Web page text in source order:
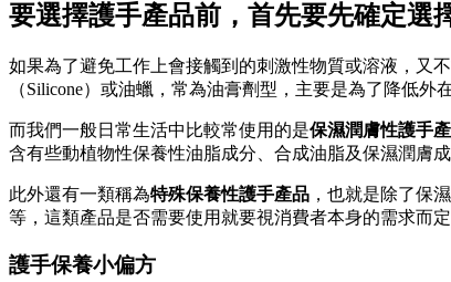
要選擇護手產品前，首先要先確定選
如果為了避免工作上會接觸到的刺激性物質或溶液，又
（Silicone）或油蠟，常為油膏劑型，主要是為了降低外
而我們一般日常生活中比較常使用的是保濕潤膚性護手
含有些動植物性保養性油脂成分、合成油脂及保濕潤膚
此外還有一類稱為特殊保養性護手產品 ，也就是除了保
等，這類產品是否需要使用就要視消費者本身的需求而定
護手保養小偏方